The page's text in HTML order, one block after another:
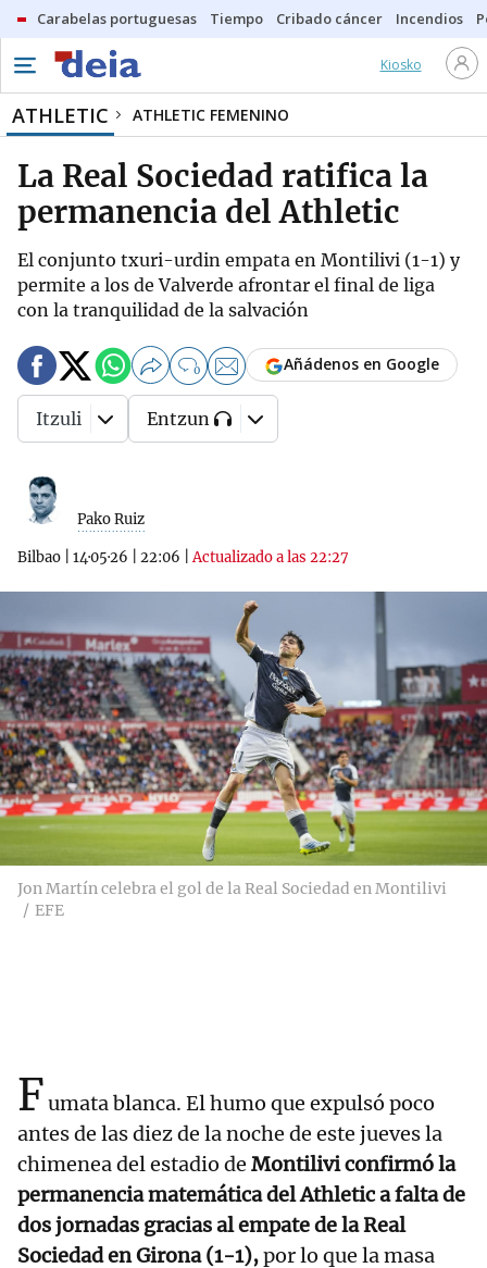
Carabelas portuguesas Tiempo Cribado cáncer Incendios
Kiosko
ATHLETIC ATHLETIC FEMENINO
La Real Sociedad ratifica la
permanencia del Athletic
El conjunto txuri-urdin empata en Montilivi (1-1) y
permite a los de Valverde afrontar el final de liga
con la tranquilidad de la salvación
Pako Ruiz
Bilbao 14·05·26 22:06 |Actualizado a las 22:27
0 Añádenos en Google
Itzuli Entzun
Jon Martín celebra el gol de la Real Sociedad en Montilivi
EFE
Fumata blanca. El humo que expulsó poco
antes de las diez de la noche de este jueves la
chimenea del estadio de Montilivi confirmó la
permanencia matemática del Athletic a falta de
dos jornadas gracias al empate de la Real
Sociedad en Girona (1-1),por lo que la masa